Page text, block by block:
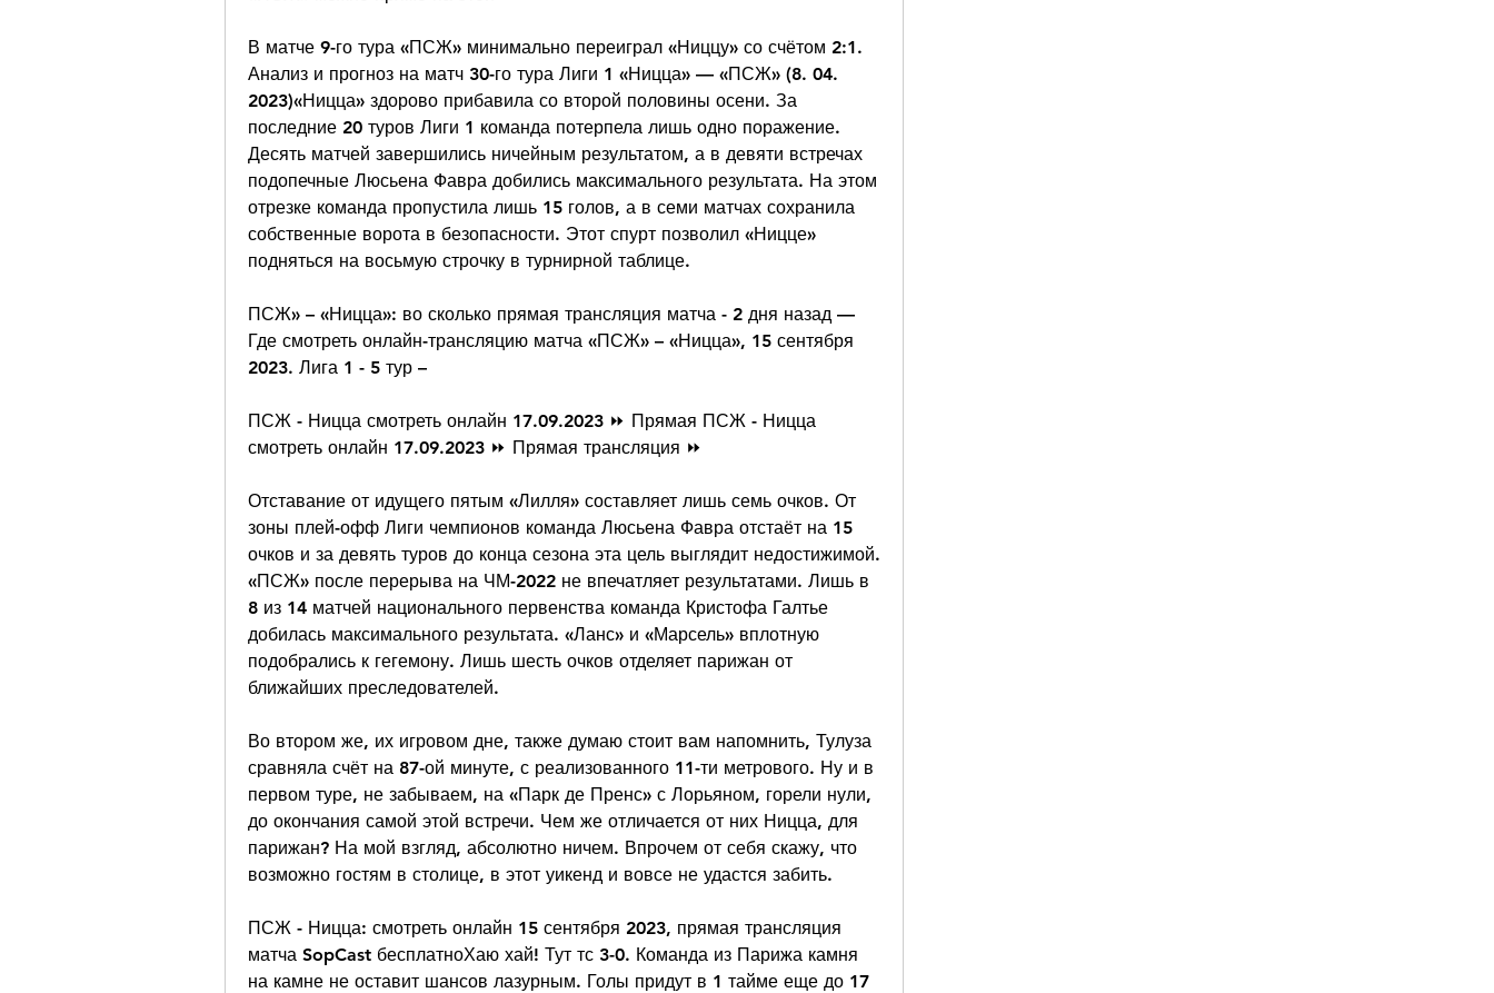
В матче 9-го тура «ПСЖ» минимально переиграл «Ниццу» со счётом 2:1.
Анализ и прогноз на матч 30-го тура Лиги 1 «Ницца» — «ПСЖ» (8. 04.
2023)«Ницца» здорово прибавила со второй половины осени. За
последние 20 туров Лиги 1 команда потерпела лишь одно поражение.
Десять матчей завершились ничейным результатом, а в девяти встречах
подопечные Люсьена Фавра добились максимального результата. На этом
отрезке команда пропустила лишь 15 голов, а в семи матчах сохранила
собственные ворота в безопасности. Этот спурт позволил «Ницце»
подняться на восьмую строчку в турнирной таблице.
ПСЖ» – «Ницца»: во сколько прямая трансляция матча - 2 дня назад —
Где смотреть онлайн-трансляцию матча «ПСЖ» – «Ницца», 15 сентября
2023. Лига 1 - 5 тур –
ПСЖ - Ницца смотреть онлайн 17.09.2023 ⏩ Прямая ПСЖ - Ницца
смотреть онлайн 17.09.2023 ⏩ Прямая трансляция ⏩
Отставание от идущего пятым «Лилля» составляет лишь семь очков. От
зоны плей-офф Лиги чемпионов команда Люсьена Фавра отстаёт на 15
очков и за девять туров до конца сезона эта цель выглядит недостижимой.
«ПСЖ» после перерыва на ЧМ-2022 не впечатляет результатами. Лишь в
8 из 14 матчей национального первенства команда Кристофа Галтье
добилась максимального результата. «Ланс» и «Марсель» вплотную
подобрались к гегемону. Лишь шесть очков отделяет парижан от
ближайших преследователей.
Во втором же, их игровом дне, также думаю стоит вам напомнить, Тулуза
сравняла счёт на 87-ой минуте, с реализованного 11-ти метрового. Ну и в
первом туре, не забываем, на «Парк де Пренс» с Лорьяном, горели нули,
до окончания самой этой встречи. Чем же отличается от них Ницца, для
парижан? На мой взгляд, абсолютно ничем. Впрочем от себя скажу, что
возможно гостям в столице, в этот уикенд и вовсе не удастся забить.
ПСЖ - Ницца: смотреть онлайн 15 сентября 2023, прямая трансляция
матча SopCast бесплатноХаю хай! Тут тс 3-0. Команда из Парижа камня
на камне не оставит шансов лазурным. Голы придут в 1 тайме еще до 17